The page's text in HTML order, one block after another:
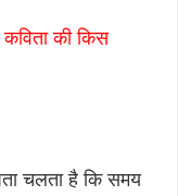
की किस
चलता है कि समय